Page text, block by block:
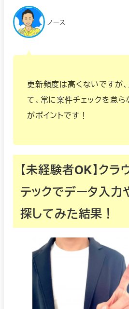
ノース
更新頻度は高くないですが
て、常に案件チェックを怠
がポイントです！
【未経験者OK】クラ
テックでデータ入力
探してみた結果！